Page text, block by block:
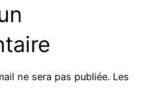
ne sera pas publiée. Les